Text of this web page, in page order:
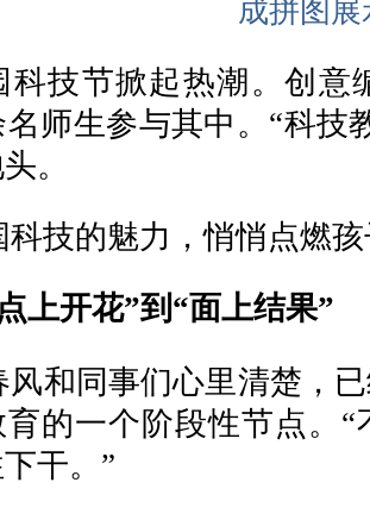
成拼图展
科技节掀起热潮。创意
名师生参与其中。“科技
。
科技的魅力，悄悄点燃
上开花”到“面上结果”
风和同事们心里清楚，
的一个阶段性节点。
干。”